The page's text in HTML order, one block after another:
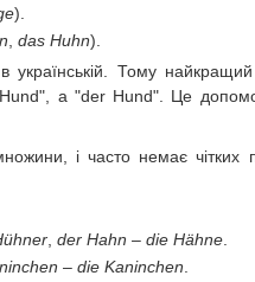
).
das Huhn).
українській. Тому
а "der Hund". Це
і часто немає чітких
der Hahn – die Hähne
– die Kaninchen